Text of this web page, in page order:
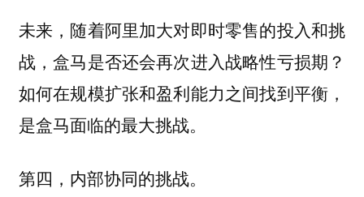
未来，随着阿里加大对即时零售的投入和挑
战，盒马是否还会再次进入战略性亏损期？
如何在规模扩张和盈利能力之间找到平衡，
是盒马面临的最大挑战。
第四，内部协同的挑战。